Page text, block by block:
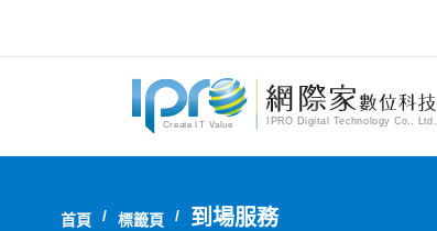
首頁 標籤頁 到場服務